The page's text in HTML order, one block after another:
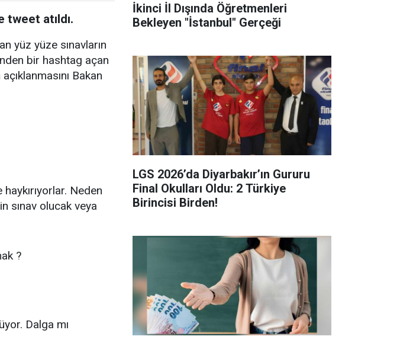
atıldı.
yüz yüze sınavların
bir hashtag açan
Bakan
Neden
sınav olucak veya
?
Dalga mı
İkinci İl Dışında Öğretmenleri
Bekleyen "İstanbul" Gerçeği
LGS 2026’da Diyarbakır’ın Gururu
Final Okulları Oldu: 2 Türkiye
Birincisi Birden!